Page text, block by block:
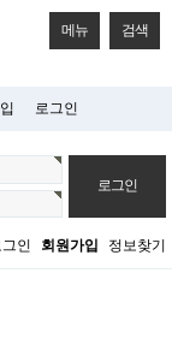
메뉴 검색
로그인
인 회원가입 정보찾기